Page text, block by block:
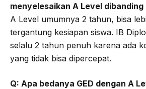
menyelesaikan A Level dibanding
A Level umumnya 2 tahun, bisa
tergantung kesiapan siswa. IB
selalu 2 tahun penuh karena ada
yang tidak bisa dipercepat.
Q: Apa bedanya GED dengan A